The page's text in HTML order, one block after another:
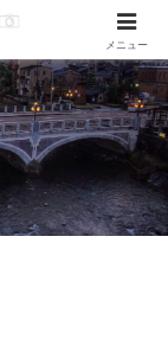
メニュー